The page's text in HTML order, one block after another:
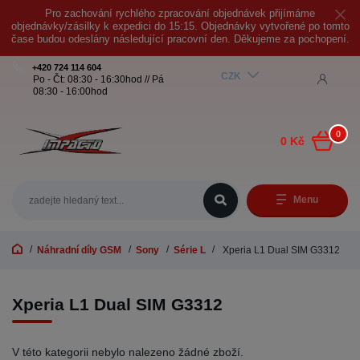
Pro zachování rychlého zpracování objednávek přijímáme
objednávky/zásilky k expedici do 15:15. Objednávky vytvořené po tomto
čase budou odeslány následující pracovní den. Děkujeme za pochopení.
Menu
CZK
+420 724 114 604
Po - Čt: 08:30 - 16:30hod // Pá
08:30 - 16:00hod
0
0 Kč
Náhradní díly GSM Sony Série L Xperia L1 Dual SIM G3312
Xperia L1 Dual SIM G3312
V této kategorii nebylo nalezeno žádné zboží.